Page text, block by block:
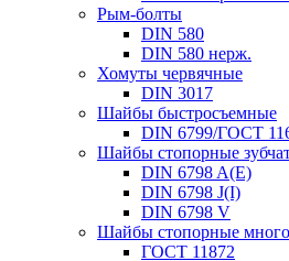
Рым-болты
DIN 580
DIN 580 нерж.
Хомуты червячные
DIN 3017
Шайбы быстросъемные
DIN 6799/ГОСТ
Шайбы стопорные
DIN 6798 A(E)
DIN 6798 J(I)
DIN 6798 V
Шайбы стопорные
ГОСТ 11872